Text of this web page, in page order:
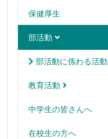
保健厚生
部活動
部活動に係わる活
教育活動
中学生の皆さんへ
在校生の方へ